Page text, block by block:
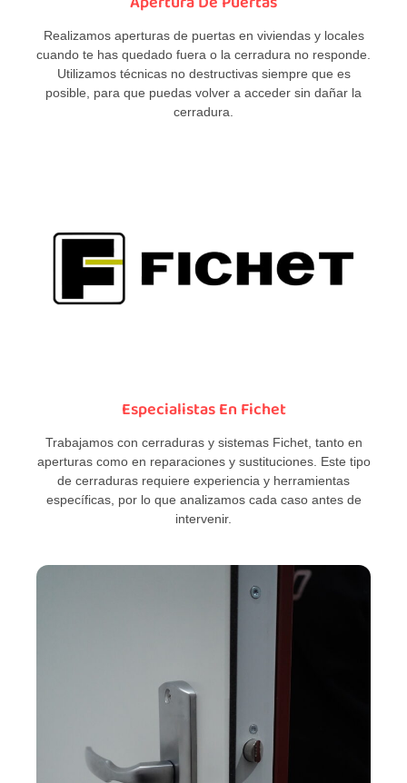
Realizamos aperturas de puertas en viviendas y locales
cuando te has quedado fuera o la cerradura no responde.
Utilizamos técnicas no destructivas siempre que es
posible, para que puedas volver a acceder sin dañar la
cerradura.
Especialistas En Fichet
Trabajamos con cerraduras y sistemas Fichet, tanto en
aperturas como en reparaciones y sustituciones. Este tipo
de cerraduras requiere experiencia y herramientas
específicas, por lo que analizamos cada caso antes de
intervenir.